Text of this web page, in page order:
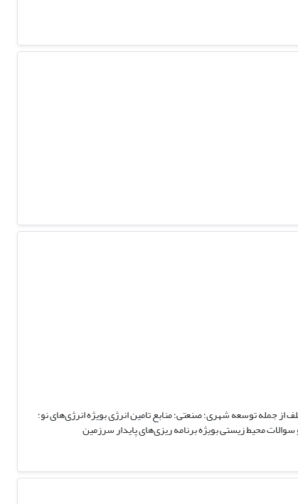
بهینه سازی؛ ۲- برنامه ریزی و مدیریت توسعه فعالیت‌های مختلف از جمله توسعه شهری؛ صنعتی؛ منابع تامین انرژی بویژه انرژی‌های نو؛